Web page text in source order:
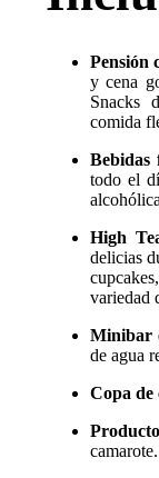
Pensión
y cena
Snacks
comida
Bebidas
todo el
High
delicias
variedad
Minibar
de agua
Copa de
camarote.